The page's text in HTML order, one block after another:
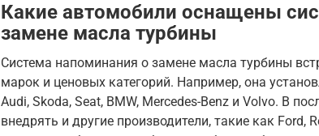
Какие автомобили оснащены
замене масла турбины
Система напоминания о замене масла турбины
марок и ценовых категорий. Например, она
Audi, Skoda, Seat, BMW, Mercedes-Benz и Volvo. В
внедрять и другие производители, такие как Ford,